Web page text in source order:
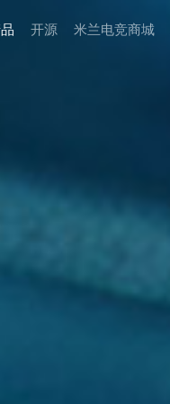
开源 米兰电竞商城